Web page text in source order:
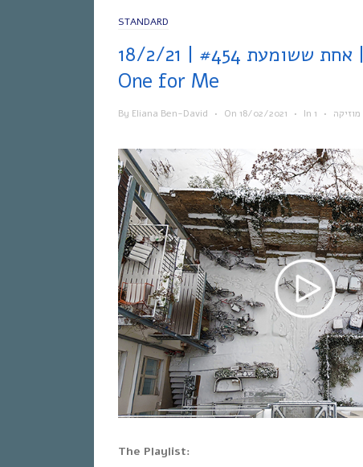
STANDARD
אחת ששומעת #454 | 18/2/21 | One for You,
One for Me
By Eliana Ben-David • On 18/02/2021 • In מוזיקה •
The Playlist: